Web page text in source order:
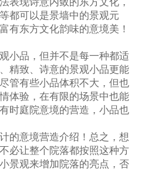
都可以是景墙中的景观元
有东方文化韵味的意境美！
品，但并不是每一种都适
精致、诗意的景观小品更能
管有些小品体积不大，但也
体验，在有限的场景中也能
时庭院意境的营造，小品也
意境营造介绍！总之，想
必让整个院落都按照这种方
景观来增加院落的亮点，否